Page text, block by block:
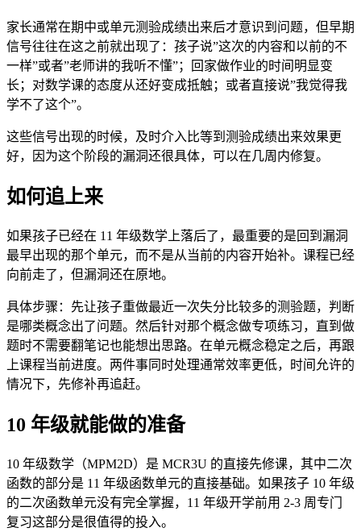
家长通常在期中或单元测验成绩出来后才意识到问题，但早期
信号往往在这之前就出现了：孩子说”这次的内容和以前的不
一样”或者”老师讲的我听不懂”；回家做作业的时间明显变
长；对数学课的态度从还好变成抵触；或者直接说”我觉得我
学不了这个”。
这些信号出现的时候，及时介入比等到测验成绩出来效果更
好，因为这个阶段的漏洞还很具体，可以在几周内修复。
如何追上来
如果孩子已经在 11 年级数学上落后了，最重要的是回到漏洞
最早出现的那个单元，而不是从当前的内容开始补。课程已经
向前走了，但漏洞还在原地。
具体步骤：先让孩子重做最近一次失分比较多的测验题，判断
是哪类概念出了问题。然后针对那个概念做专项练习，直到做
题时不需要翻笔记也能想出思路。在单元概念稳定之后，再跟
上课程当前进度。两件事同时处理通常效率更低，时间允许的
情况下，先修补再追赶。
10 年级就能做的准备
10 年级数学（MPM2D）是 MCR3U 的直接先修课，其中二次
函数的部分是 11 年级函数单元的直接基础。如果孩子 10 年级
的二次函数单元没有完全掌握，11 年级开学前用 2-3 周专门
复习这部分是很值得的投入。